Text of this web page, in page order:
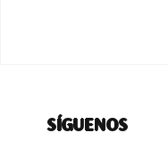
SÍGUENOS